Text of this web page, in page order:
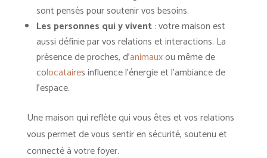
sont pensés pour soutenir vos besoins.
Les personnes qui y vivent: votre maison est
aussi définie par vos relations et interactions. La
présence de proches, d’animauxou même de
colocataires influence l’énergie et l’ambiance de
l’espace.
Une maison qui reflète qui vous êtes et vos relations
vous permet de vous sentir en sécurité, soutenu et
connecté à votre foyer.